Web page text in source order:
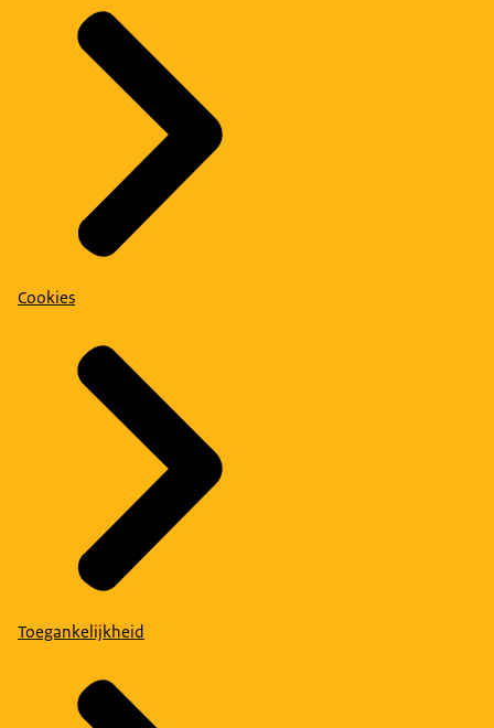
Cookies
Toegankelijkheid